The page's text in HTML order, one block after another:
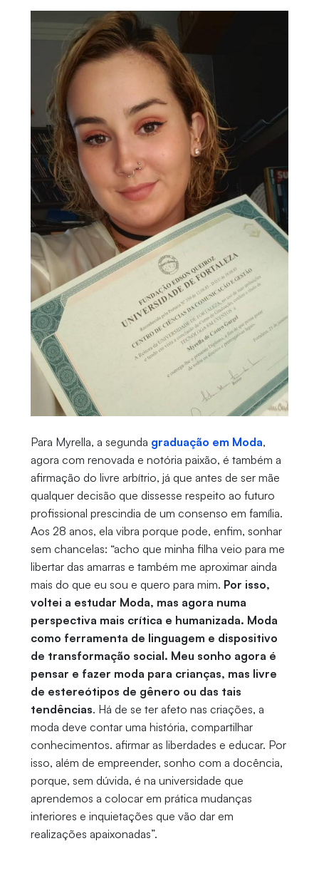
Para Myrella, a segunda graduação em Moda,
agora com renovada e notória paixão, é também a
afirmação do livre arbítrio, já que antes de ser mãe
qualquer decisão que dissesse respeito ao futuro
profissional prescindia de um consenso em família.
Aos 28 anos, ela vibra porque pode, enfim, sonhar
sem chancelas: “acho que minha filha veio para me
libertar das amarras e também me aproximar ainda
mais do que eu sou e quero para mim. Por isso,
voltei a estudar Moda, mas agora numa
perspectiva mais crítica e humanizada. Moda
como ferramenta de linguagem e dispositivo
de transformação social. Meu sonho agora é
pensar e fazer moda para crianças, mas livre
de estereótipos de gênero ou das tais
tendências. Há de se ter afeto nas criações, a
moda deve contar uma história, compartilhar
conhecimentos. afirmar as liberdades e educar. Por
isso, além de empreender, sonho com a docência,
porque, sem dúvida, é na universidade que
aprendemos a colocar em prática mudanças
interiores e inquietações que vão dar em
realizações apaixonadas”.